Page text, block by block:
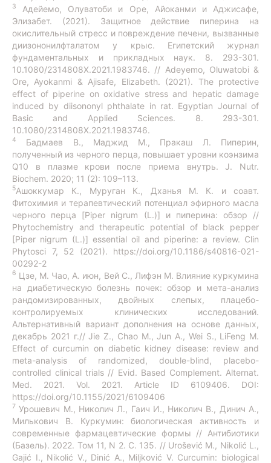
3
Адейемо, Олуватоби и Оре, Айоканми и Аджисафе,
Элизабет. (2021). Защитное действие пиперина на
окислительный стресс и повреждение печени, вызванные
диизононилфталатом у крыс. Египетский журнал
фундаментальных и прикладных наук. 8. 293-301.
10.1080/2314808X.2021.1983746. // Adeyemo, Oluwatobi &
Ore, Ayokanmi & Ajisafe, Elizabeth. (2021). The protective
effect of piperine on oxidative stress and hepatic damage
induced by diisononyl phthalate in rat. Egyptian Journal of
Basic and Applied Sciences. 8. 293-301.
10.1080/2314808X.2021.1983746.
4
Бадмаев В., Маджид М., Пракаш Л. Пиперин,
полученный из черного перца, повышает уровни коэнзима
Q10 в плазме крови после приема внутрь. J. Nutr.
Biochem. 2020; 11 (2): 109–113.
5Ашоккумар К., Муруган К., Дханья М. К. и соавт.
Фитохимия и терапевтический потенциал эфирного масла
черного перца [Piper nigrum (L.)] и пиперина: обзор //
Phytochemistry and therapeutic potential of black pepper
[Piper nigrum (L.)] essential oil and piperine: a review. Clin
Phytosci 7, 52 (2021). https://doi.org/10.1186/s40816-021-
00292-2
6 Цзе, М. Чао, А. июн, Вей С., Лифэн М. Влияние куркумина
на диабетическую болезнь почек: обзор и мета-анализ
рандомизированных, двойных слепых, плацебо-
контролируемых клинических исследований.
Альтернативный вариант дополнения на основе данных,
декабрь 2021 г.// Jie Z., Chao M., Jun A., Wei S., LiFeng M.
Effect of curcumin on diabetic kidney disease: review and
meta-analysis of randomized, double-blind, placebo-
controlled clinical trials // Evid. Based Complement. Alternat.
Med. 2021. Vol. 2021. Article ID 6109406. DOI:
https://doi.org/10.1155/2021/6109406
7 Урошевич М., Николич Л., Гаич И., Николич В., Динич А.,
Милькович В. Куркумин: биологическая активность и
современные фармацевтические формы // Антибиотики
(Базель). 2022. Том 11, N 2. С. 135. // Urošević M., Nikolić L.,
Gajić I., Nikolić V., Dinić A., Miljković V. Curcumin: biological